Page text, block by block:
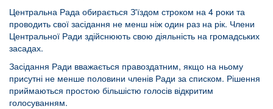
Центральна Рада обирається З'їздом строком на 4 роки та
проводить свої засідання не менш ніж один раз на рік. Члени
Центральної Ради здійснюють свою діяльність на громадських
засадах.
Засідання Ради вважається правоздатним, якщо на ньому
присутні не менше половини членів Ради за списком. Рішення
приймаються простою більшістю голосів відкритим
голосуванням.